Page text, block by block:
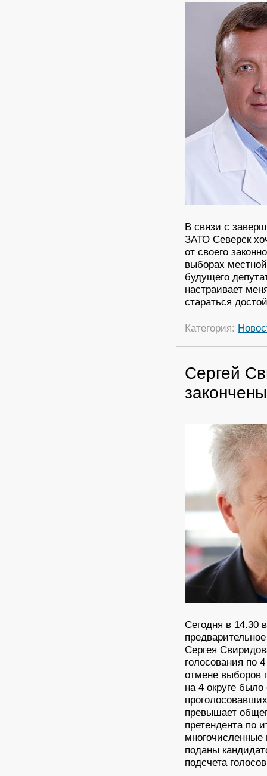
В связи с
ЗАТО Северск
от своего
выборах
будущего
настраивает
стараться
Категория:
Сергей
закончены
Сегодня в 14.30
Сергея
голосования по
отмене выборов
на 4 округе
превышает
претендента по
поданы
подсчета